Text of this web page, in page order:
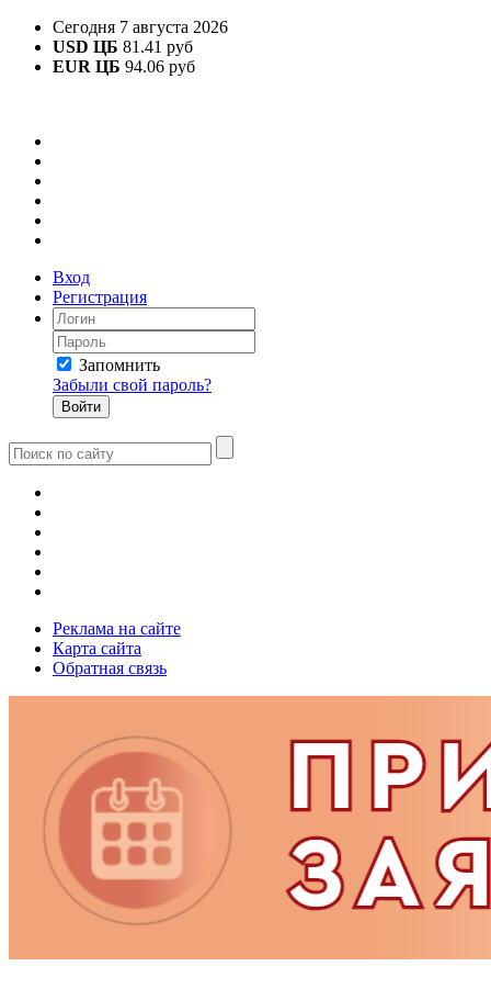
Сегодня 7 августа 2026
USD ЦБ 81.41 руб
EUR ЦБ 94.06 руб
Вход
Регистрация
Запомнить
Забыли свой пароль?
Реклама на сайте
Карта сайта
Обратная связь